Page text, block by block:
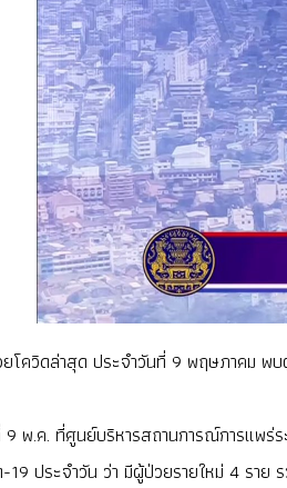
ควิดล่าสุด ประจำวันที่ 9 พฤษภาคม พบ
9 พ.ค. ที่ศูนย์บริหารสถานการณ์การแพ
ประจำวัน ว่า มีผู้ป่วยรายใหม่ 4 รา